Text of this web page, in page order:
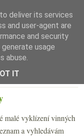
malé vyklízení vinných
a vyhledávám
deliver its services
and user-agent are
and security
usage
abuse.
IT